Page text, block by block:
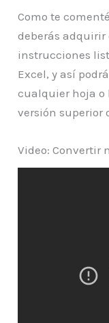
Como te
deberás adquirir
instrucciones
Excel, y así
cualquier hoja o
versión superior
Video: Convertir